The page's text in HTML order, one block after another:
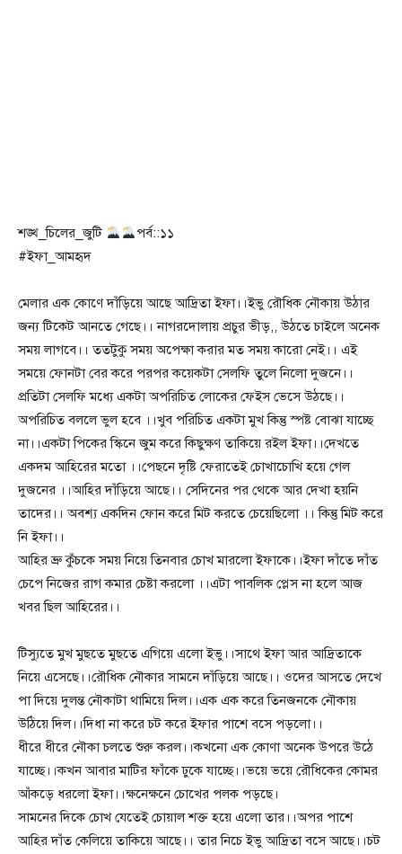
শঙ্খ_চিলের_জুটি
পর্ব::১১
#ইফা_আমহৃদ
মেলার এক কোণে দাঁড়িয়ে আছে আদ্রিতা ইফা।।ইভু রৌধিক নৌকায় উঠার
জন্য টিকেট আনতে গেছে।। নাগরদোলায় প্রচুর ভীড়,, উঠতে চাইলে অনেক
সময় লাগবে।। ততটুকু সময় অপেক্ষা করার মত সময় কারো নেই।। এই
সময়ে ফোনটা বের করে পরপর কয়েকটা সেলফি তুলে নিলো দুজনে।।
প্রতিটা সেলফি মধ্যে একটা অপরিচিত লোকের ফেইস ভেসে উঠছে।।
অপরিচিত বললে ভুল হবে ।।খুব পরিচিত একটা মুখ কিন্তু স্পষ্ট বোঝা যাচ্ছে
না।।একটা পিকের স্কিনে জুম করে কিছুক্ষণ তাকিয়ে রইল ইফা।।দেখতে
একদম আহিরের মতো ।।পেছনে দৃষ্টি ফেরাতেই চোখাচোখি হয়ে গেল
দুজনের ।।আহির দাঁড়িয়ে আছে।। সেদিনের পর থেকে আর দেখা হয়নি
তাদের।। অবশ্য একদিন ফোন করে মিট করতে চেয়েছিলো ।। কিন্তু মিট করে
নি ইফা।।
আহির ভ্রু কুঁচকে সময় নিয়ে তিনবার চোখ মারলো ইফাকে।।ইফা দাঁতে দাঁত
চেপে নিজের রাগ কমার চেষ্টা করলো ।।এটা পাবলিক প্লেস না হলে আজ
খবর ছিল আহিরের।।
টিস্যুতে মুখ মুছতে মুছতে এগিয়ে এলো ইভু।।সাথে ইফা আর আদ্রিতাকে
নিয়ে এসেছে।।রৌধিক নৌকার সামনে দাঁড়িয়ে আছে।। ওদের আসতে দেখে
পা দিয়ে দুলন্ত নৌকাটা থামিয়ে দিল।।এক এক করে তিনজনকে নৌকায়
উঠিয়ে দিল।।দিধা না করে চট করে ইফার পাশে বসে পড়লো।।
ধীরে ধীরে নৌকা চলতে শুরু করল।।কখনো এক কোণা অনেক উপরে উঠে
যাচ্ছে।।কখন আবার মাটির ফাঁকে ঢুকে যাচ্ছে।।ভয়ে ভয়ে রৌধিকের কোমর
আঁকড়ে ধরলো ইফা।।ক্ষনেক্ষনে চোখের পলক পড়ছে।
সামনের দিকে চোখ যেতেই চোয়াল শক্ত হয়ে এলো তার।।অপর পাশে
আহির দাঁত কেলিয়ে তাকিয়ে আছে।। তার নিচে ইভু আদ্রিতা বসে আছে।।চট